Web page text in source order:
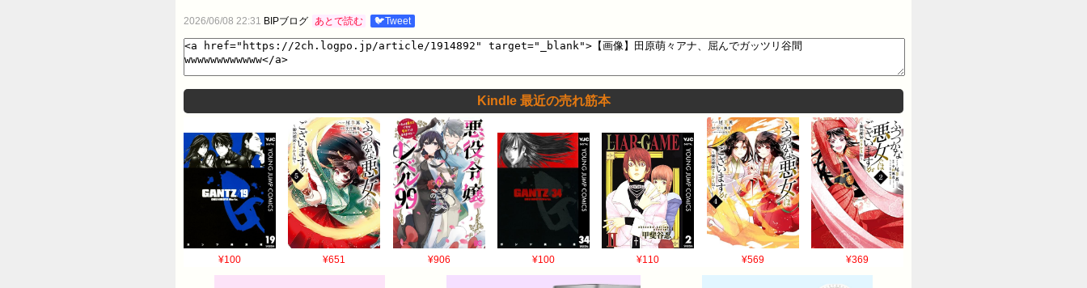
2026/06/08 22:31 BIPブログ あとで読む 🐦Tweet
Kindle 最近の売れ筋本
¥100 ¥651 ¥906 ¥100 ¥110 ¥569 ¥369